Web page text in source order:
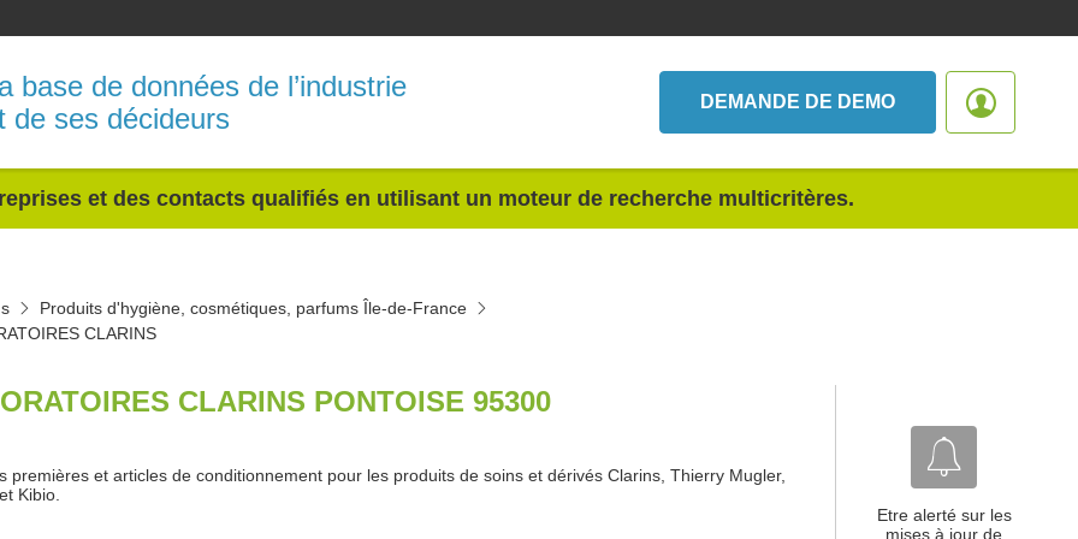
base de données de l’industrie
de ses décideurs
DEMANDE DE DEMO
et des contacts qualifiés en utilisant un moteur de recherche multicritères.
Produits d'hygiène, cosmétiques, parfums Île-de-France
CLARINS
CLARINS PONTOISE 95300
premières et articles de conditionnement pour les produits de soins et dérivés Clarins, Thierry Mugler,
Kibio.
Etre alerté sur les
mises à jour de